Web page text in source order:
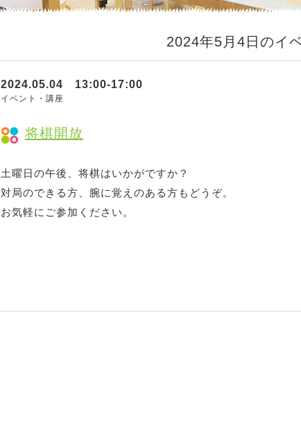
2024年5月4日のイ
将棋開放
2024.05.04 13:00-17:00
イベント・講座
土曜日の午後、将棋はいかがですか？
対局のできる方、腕に覚えのある方もどうぞ。
お気軽にご参加ください。